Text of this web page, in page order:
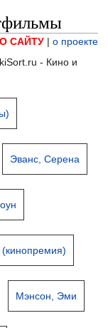
САЙТУ | о проекте
- Кино и
Эванс, Серена
Мэнсон, Эми